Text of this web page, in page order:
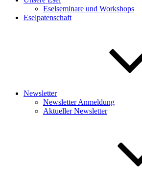
Eselseminare und Workshops
Eselpatenschaft
Newsletter
Newsletter Anmeldung
Aktueller Newsletter